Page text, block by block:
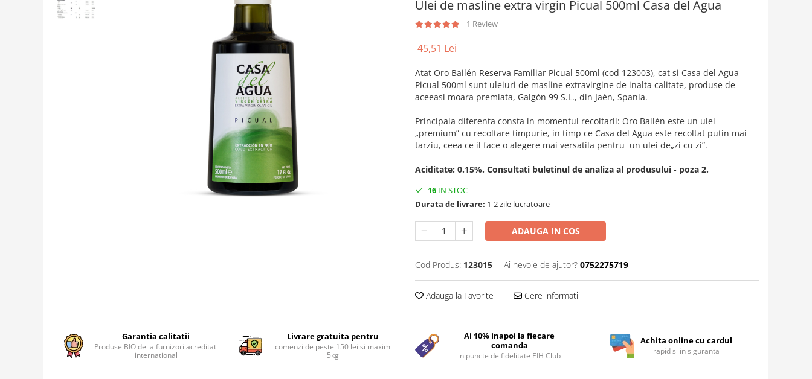
Condimente turcesti
Ulei de masline extra virgin Picual 500ml Casa del Agua
1 Review
45,51 Lei
Atat Oro Bailén Reserva Familiar Picual 500ml (cod 123003), cat si Casa del Agua
Picual 500ml sunt uleiuri de masline extravirgine de inalta calitate, produse de
aceeasi moara premiata, Galgón 99 S.L., din Jaén, Spania.
Principala diferenta consta in momentul recoltarii: Oro Bailén este un ulei
„premium” cu recoltare timpurie, in timp ce Casa del Agua este recoltat putin mai
tarziu, ceea ce il face o alegere mai versatila pentru un ulei de„zi cu zi”.
Aciditate: 0.15%. Consultati buletinul de analiza al produsului - poza 2.
16 IN STOC
Durata de livrare: 1-2 zile lucratoare
ADAUGA IN COS
Cod Produs: 123015 Ai nevoie de ajutor? 0752275719
Adauga la Favorite Cere informatii
Garantia calitatii
Produse BIO de la furnizori acreditati
international
Livrare gratuita pentru
comenzi de peste 150 lei si maxim
5kg
Ai 10% inapoi la fiecare
comanda
in puncte de fidelitate EIH Club
Achita online cu cardul
rapid si in siguranta